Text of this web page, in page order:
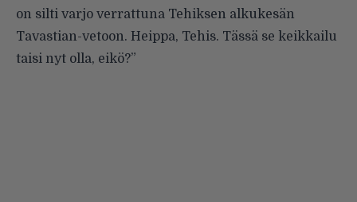
on silti varjo verrattuna Tehiksen alkukesän
Tavastian-vetoon. Heippa, Tehis. Tässä se keikkailu
taisi nyt olla, eikö?”